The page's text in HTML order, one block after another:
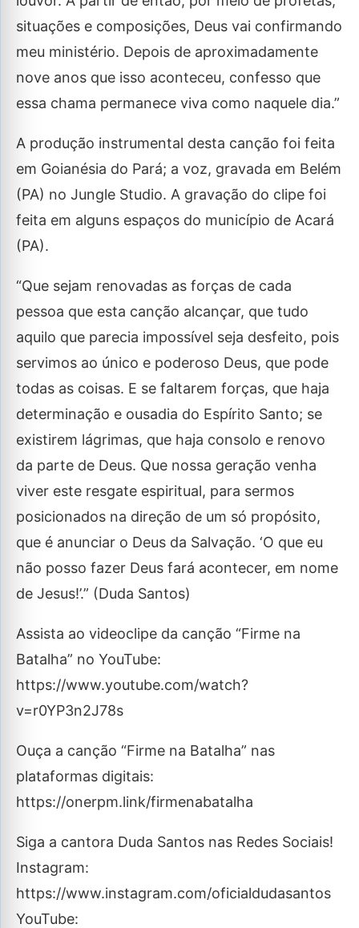
situações e composições, Deus vai confirmando
meu ministério. Depois de aproximadamente
nove anos que isso aconteceu, confesso que
essa chama permanece viva como naquele dia.”
A produção instrumental desta canção foi feita
em Goianésia do Pará; a voz, gravada em Belém
(PA) no Jungle Studio. A gravação do clipe foi
feita em alguns espaços do município de Acará
(PA).
“Que sejam renovadas as forças de cada
pessoa que esta canção alcançar, que tudo
aquilo que parecia impossível seja desfeito, pois
servimos ao único e poderoso Deus, que pode
todas as coisas. E se faltarem forças, que haja
determinação e ousadia do Espírito Santo; se
existirem lágrimas, que haja consolo e renovo
da parte de Deus. Que nossa geração venha
viver este resgate espiritual, para sermos
posicionados na direção de um só propósito,
que é anunciar o Deus da Salvação. ‘O que eu
não posso fazer Deus fará acontecer, em nome
de Jesus!’.” (Duda Santos)
Assista ao videoclipe da canção “Firme na
Batalha” no YouTube:
https://www.youtube.com/watch?
v=r0YP3n2J78s
Ouça a canção “Firme na Batalha” nas
plataformas digitais:
https://onerpm.link/firmenabatalha
Siga a cantora Duda Santos nas Redes Sociais!
Instagram:
https://www.instagram.com/oficialdudasantos
YouTube: